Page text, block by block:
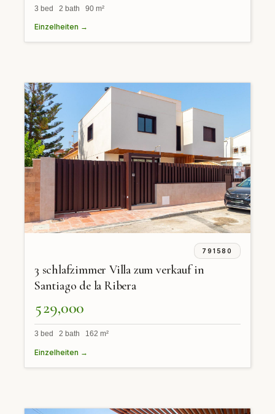
3 bed 2 bath 90 m²
Einzelheiten →
791580
3 schlafzimmer Villa zum verkauf in
Santiago de la Ribera
529,000
3 bed 2 bath 162 m²
Einzelheiten →